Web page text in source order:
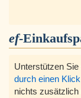
ef-
Unterstützen Sie
durch einen
nichts zusätzlich